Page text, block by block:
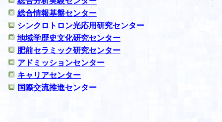
総合情報基盤センター
シンクロトロン光応用研究センター
地域学歴史文化研究センター
肥前セラミック研究センター
アドミッションセンター
キャリアセンター
国際交流推進センター